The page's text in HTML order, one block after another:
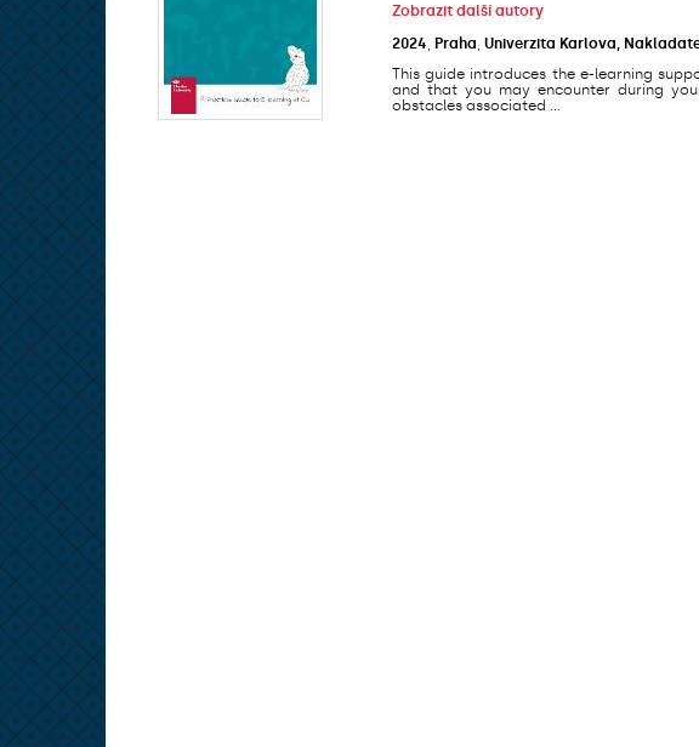
Zobrazit další autory
2024
Praha Univerzita Karlova,
This guide introduces the e-learning
and that you may encounter during
obstacles associated ...